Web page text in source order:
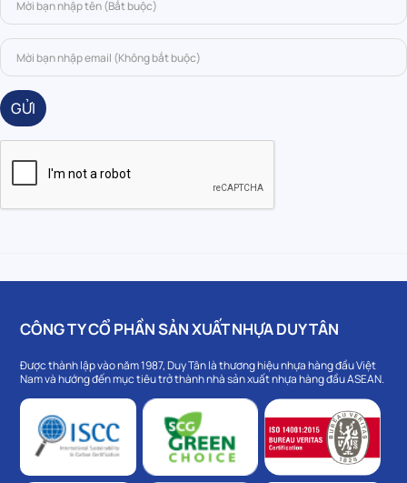
GỬI
CÔNG TY CỔ PHẦN SẢN XUẤT NHỰA DUY TÂN
Được thành lập vào năm 1987, Duy Tân là thương hiệu nhựa hàng đầu Việt
Nam và hướng đến mục tiêu trở thành nhà sản xuất nhựa hàng đầu ASEAN.